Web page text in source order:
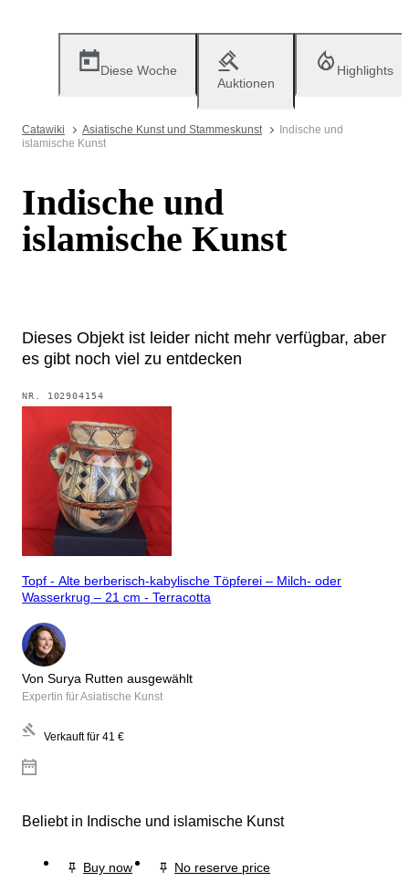
Diese Woche
Auktionen
Highlights
Catawiki Asiatische Kunst und Stammeskunst
Indische und
islamische Kunst
Indische und
islamische Kunst
Dieses Objekt ist leider nicht mehr verfügbar, aber
es gibt noch viel zu entdecken
NR. 102904154
Topf - Alte berberisch-kabylische Töpferei – Milch- oder
Wasserkrug – 21 cm - Terracotta
Von Surya Rutten ausgewählt
Expertin für Asiatische Kunst
Verkauft für 41 €
Beliebt in Indische und islamische Kunst
Buy now
No reserve price